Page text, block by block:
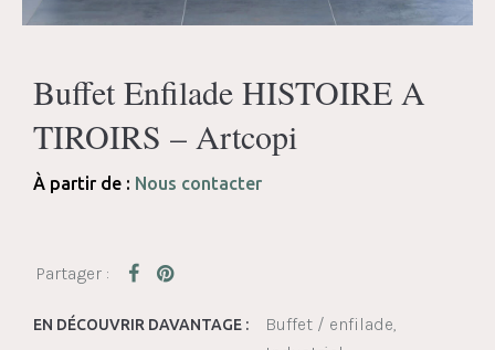
Buffet Enfilade HISTOIRE A
TIROIRS – Artcopi
À partir de : Nous contacter
EN DÉCOUVRIR DAVANTAGE :
Buffet / enfilade